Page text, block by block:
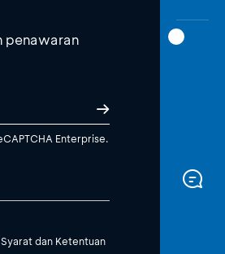
penawaran
Enterprise.
Syarat dan Ketentuan